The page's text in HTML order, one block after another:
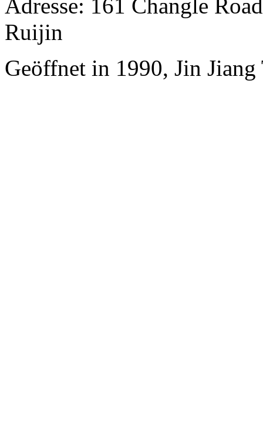
Adresse: 161 Changle
Ruijin
Geöffnet in 1990, Jin Jiang